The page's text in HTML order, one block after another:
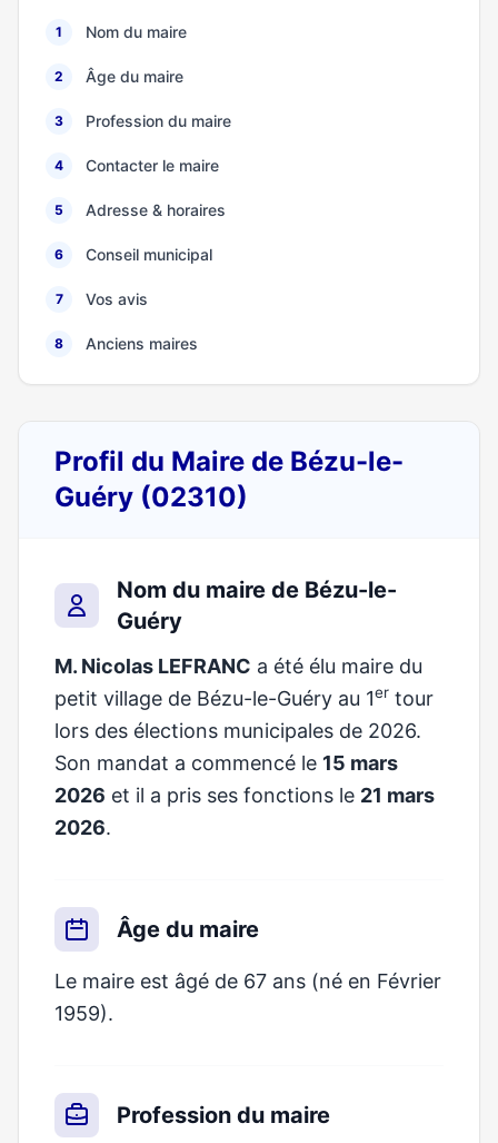
1 Nom du maire
2 Âge du maire
3 Profession du maire
4 Contacter le maire
5 Adresse & horaires
6 Conseil municipal
7 Vos avis
8 Anciens maires
Profil du Maire de Bézu-le-
Guéry (02310)
Nom du maire de Bézu-le-
Guéry
M. Nicolas LEFRANC a été élu maire du
petit village de Bézu-le-Guéry au 1er tour
lors des élections municipales de 2026.
Son mandat a commencé le 15 mars
2026 et il a pris ses fonctions le 21 mars
2026.
Âge du maire
Le maire est âgé de 67 ans (né en Février
1959).
Profession du maire